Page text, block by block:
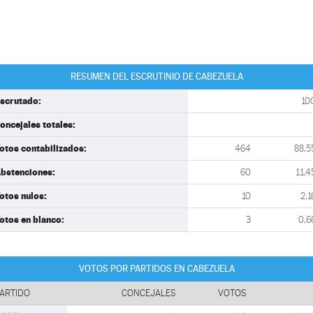
RESUMEN DEL ESCRUTINIO DE CABEZUELA
totales:
contabilizados: 464
60
nulos: 10
en blanco: 3
VOTOS POR PARTIDOS EN CABEZUELA
CONCEJALES VOTOS